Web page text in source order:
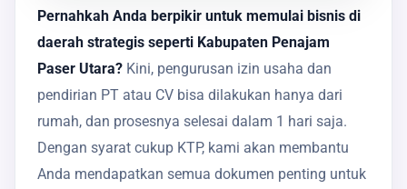
Pernahkah Anda berpikir untuk memulai bisnis di
daerah strategis seperti Kabupaten Penajam
Paser Utara? Kini, pengurusan izin usaha dan
pendirian PT atau CV bisa dilakukan hanya dari
rumah, dan prosesnya selesai dalam 1 hari saja.
Dengan syarat cukup KTP, kami akan membantu
Anda mendapatkan semua dokumen penting untuk